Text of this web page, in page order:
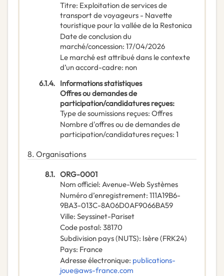
Titre: Exploitation de services de
transport de voyageurs - Navette
touristique pour la vallée de la Restonica
Date de conclusion du
marché/concession: 17/04/2026
Le marché est attribué dans le contexte
d’un accord-cadre: non
6.1.4. Informations statistiques
Offres ou demandes de
participation/candidatures reçues:
Type de soumissions reçues: Offres
Nombre d'offres ou de demandes de
participation/candidatures reçues: 1
8. Organisations
8.1. ORG-0001
Nom officiel: Avenue-Web Systèmes
Numéro d’enregistrement: 111A19B6-
9BA3-013C-8A06D0AF9066BA59
Ville: Seyssinet-Pariset
Code postal: 38170
Subdivision pays (NUTS): Isère(FRK24)
Pays: France
Adresse électronique: publications-
joue@aws-france.com